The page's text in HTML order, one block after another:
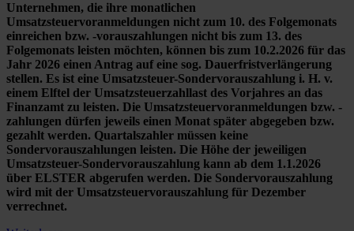
Unternehmen, die ihre monatlichen
Umsatzsteuervoranmeldungen nicht zum 10. des Folgemonats
einreichen bzw. -vorauszahlungen nicht bis zum 13. des
Folgemonats leisten möchten, können bis zum 10.2.2026 für das
Jahr 2026 einen Antrag auf eine sog. Dauerfristverlängerung
stellen. Es ist eine Umsatzsteuer-Sondervorauszahlung i. H. v.
einem Elftel der Umsatzsteuerzahllast des Vorjahres an das
Finanzamt zu leisten. Die Umsatzsteuervoranmeldungen bzw. -
zahlungen dürfen jeweils einen Monat später abgegeben bzw.
gezahlt werden. Quartalszahler müssen keine
Sondervorauszahlungen leisten. Die Höhe der jeweiligen
Umsatzsteuer-Sondervorauszahlung kann ab dem 1.1.2026
über ELSTER abgerufen werden. Die Sondervorauszahlung
wird mit der Umsatzsteuervorauszahlung für Dezember
verrechnet.